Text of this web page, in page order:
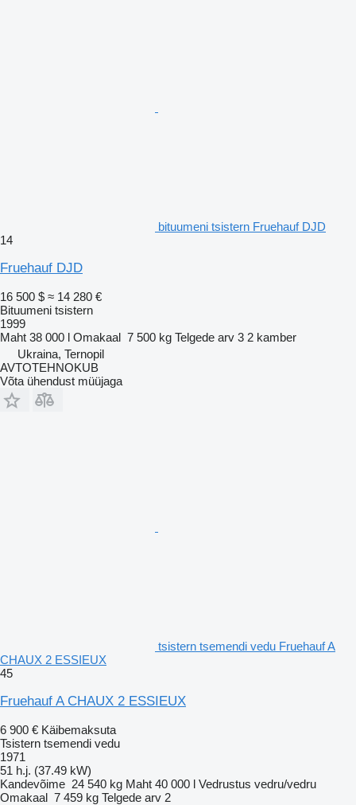
bituumeni tsistern Fruehauf DJD
14
Fruehauf DJD
16 500 $ ≈ 14 280 €
Bituumeni tsistern
1999
Maht 38 000 l Omakaal 7 500 kg Telgede arv 3 2 kamber
Ukraina, Ternopil
AVTOTEHNOKUB
Võta ühendust müüjaga
tsistern tsemendi vedu Fruehauf A
CHAUX 2 ESSIEUX
45
Fruehauf A CHAUX 2 ESSIEUX
6 900 € Käibemaksuta
Tsistern tsemendi vedu
1971
51 h.j. (37.49 kW)
Kandevõime 24 540 kg Maht 40 000 l Vedrustus vedru/vedru
Omakaal 7 459 kg Telgede arv 2